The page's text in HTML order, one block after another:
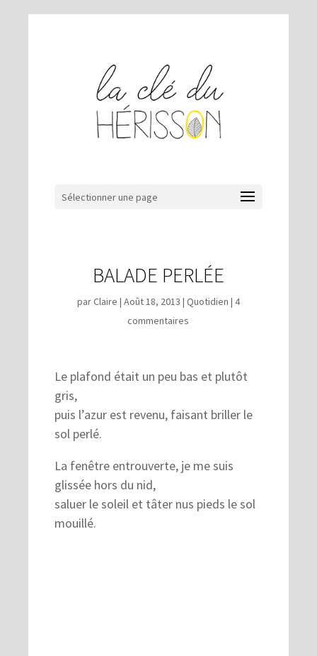
Sélectionner une page
BALADE PERLÉE
parClaire | Août 18, 2013 | Quotidien | 4
commentaires
Le plafond était un peu bas et plutôt
gris,
puis l’azur est revenu, faisant briller le
sol perlé.
La fenêtre entrouverte, je me suis
glissée hors du nid,
saluer le soleil et tâter nus pieds le sol
mouillé.